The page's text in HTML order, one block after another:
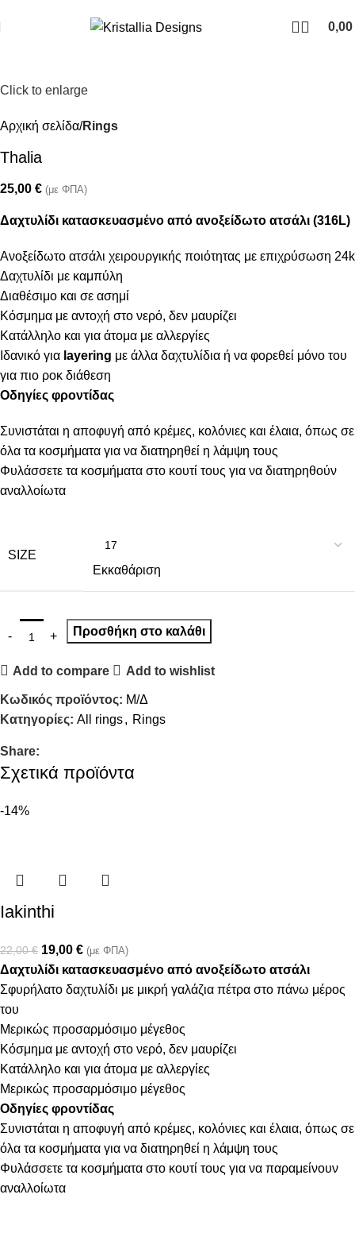
0,00
Click to enlarge
Αρχική σελίδα Rings
Thalia
25,00 € (με ΦΠΑ)
Δαχτυλίδι κατασκευασμένο από ανοξείδωτο ατσάλι (316L)
Ανοξείδωτο ατσάλι χειρουργικής ποιότητας με επιχρύσωση 24k
Δαχτυλίδι με καμπύλη
Διαθέσιμο και σε ασημί
Κόσμημα με αντοχή στο νερό, δεν μαυρίζει
Κατάλληλο και για άτομα με αλλεργίες
Ιδανικό για layering με άλλα δαχτυλίδια ή να φορεθεί μόνο του
για πιο ροκ διάθεση
Οδηγίες φροντίδας
Συνιστάται η αποφυγή από κρέμες, κολόνιες και έλαια, όπως σε
όλα τα κοσμήματα για να διατηρηθεί η λάμψη τους
Φυλάσσετε τα κοσμήματα στο κουτί τους για να διατηρηθούν
αναλλοίωτα
SIZE
Εκκαθάριση
Προσθήκη στο καλάθι
Add to compare Add to wishlist
Κωδικός προϊόντος: Μ/Δ
Κατηγορίες: All rings, Rings
Share:
Σχετικά προϊόντα
-14%
Iakinthi
22,00€ 19,00 € (με ΦΠΑ)
Δαχτυλίδι κατασκευασμένο από ανοξείδωτο ατσάλι
Σφυρήλατο δαχτυλίδι με μικρή γαλάζια πέτρα στο πάνω μέρος
του
Μερικώς προσαρμόσιμο μέγεθος
Κόσμημα με αντοχή στο νερό, δεν μαυρίζει
Κατάλληλο και για άτομα με αλλεργίες
Μερικώς προσαρμόσιμο μέγεθος
Οδηγίες φροντίδας
Συνιστάται η αποφυγή από κρέμες, κολόνιες και έλαια, όπως σε
όλα τα κοσμήματα για να διατηρηθεί η λάμψη τους
Φυλάσσετε τα κοσμήματα στο κουτί τους για να παραμείνουν
αναλλοίωτα